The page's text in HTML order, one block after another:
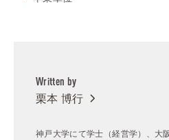
Written by
栗本 博行
神戸大学にて学士（経営学）、大